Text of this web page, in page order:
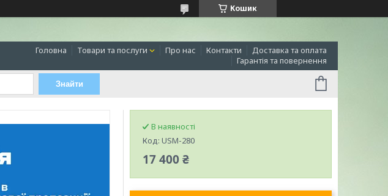
Кошик
Головна Товари та послуги Про нас Контакти
Доставка та оплата
Гарантія та повернення
Знайти
В наявності
Код: USM-280
17 400 ₴